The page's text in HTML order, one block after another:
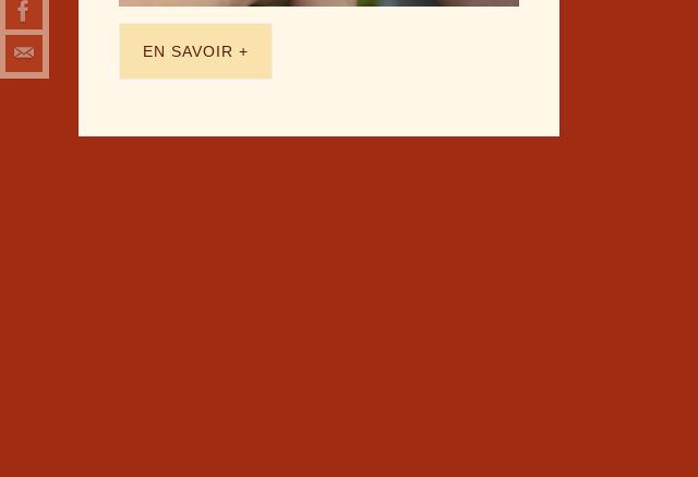
EN SAVOIR +